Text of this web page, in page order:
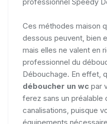
Ces méthodes maison
dessous peuvent, bien
mais elles ne valent en
professionnel du
Débouchage. En effet,
déboucher un wc par
ferez sans un préalable
canalisations, puisque
équipements